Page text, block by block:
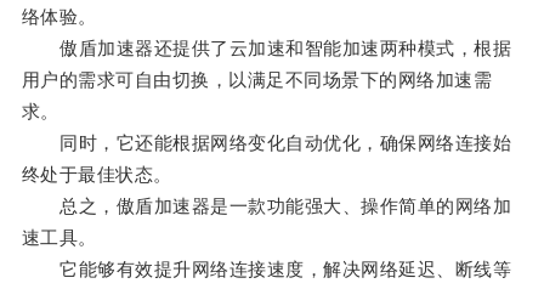
络体验。
傲盾加速器还提供了云加速和智能加速两种模式，根据
用户的需求可自由切换，以满足不同场景下的网络加速需
求。
同时，它还能根据网络变化自动优化，确保网络连接始
终处于最佳状态。
总之，傲盾加速器是一款功能强大、操作简单的网络加
速工具。
它能够有效提升网络连接速度，解决网络延迟、断线等